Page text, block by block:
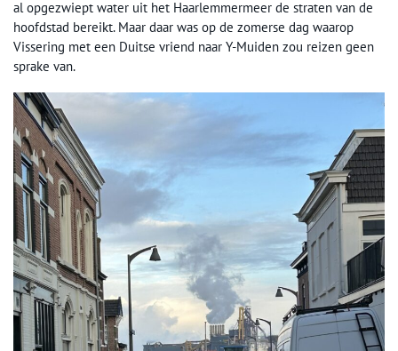
al opgezwiept water uit het Haarlemmermeer de straten van de
hoofdstad bereikt. Maar daar was op de zomerse dag waarop
Vissering met een Duitse vriend naar Y-Muiden zou reizen geen
sprake van.